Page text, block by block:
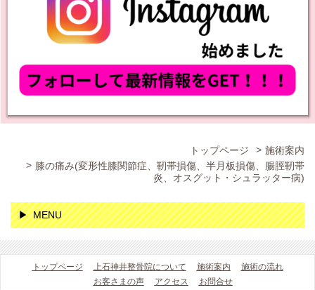
トップページ
施術案内
膝の痛み(変形性膝関節症、靭帯損傷、半月板損傷、腸脛靭帯
炎、オスグット・シュラッター病)
MENU
トップページ 上石神井整骨院について 施術案内
施術の流れ
お客さまの声
アクセス お問合せ